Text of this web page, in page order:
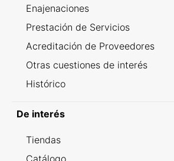
Enajenaciones
Prestación de Servicios
Acreditación de Proveedores
Otras cuestiones de interés
Histórico
De interés
Tiendas